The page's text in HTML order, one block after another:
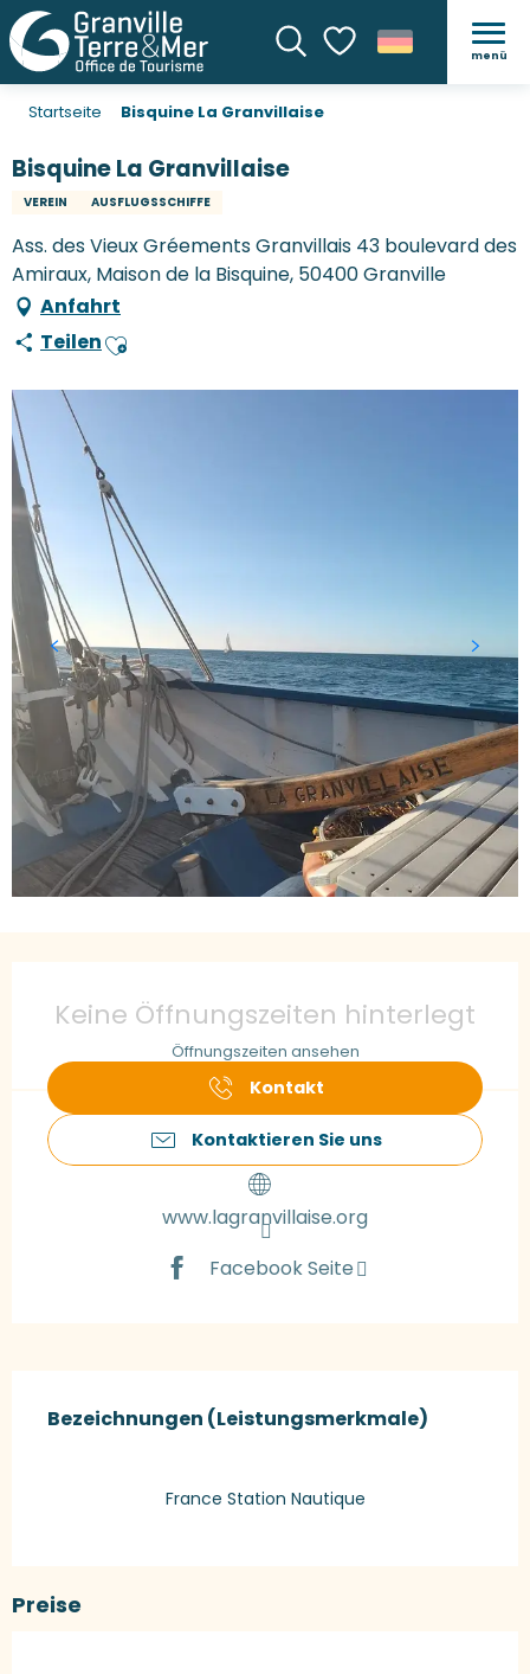
SucheVoir les favoris
menü
Startseite Bisquine La Granvillaise
Bisquine La Granvillaise
VEREIN AUSFLUGSSCHIFFE
Ass. des Vieux Gréements Granvillais 43 boulevard des
Amiraux, Maison de la Bisquine, 50400 Granville
Anfahrt
TeilenAjouter aux favoris
Keine Öffnungszeiten hinterlegt
Öffnungszeiten ansehen
Kontakt
Kontaktieren Sie uns
www.lagranvillaise.org
Facebook Seite
Bezeichnungen (Leistungsmerkmale)
Bezeichnungen (Leistungsmerkmale)
France Station Nautique
Preise